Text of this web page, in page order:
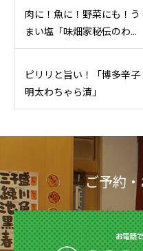
肉に！魚に！野菜にも！う
まい塩「味畑家秘伝のわ...
ピリリと旨い！「博多辛子
明太わちゃら漬」
ご予約